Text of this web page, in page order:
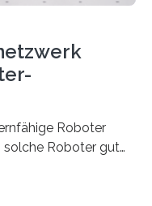
Roboter
solche Roboter gut
Skłodowska-Curie